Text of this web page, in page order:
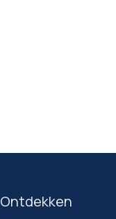
Ontdekken